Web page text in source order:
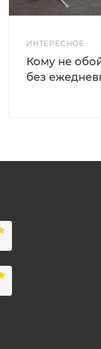
ИНТЕРЕСНОЕ
Кому не
без